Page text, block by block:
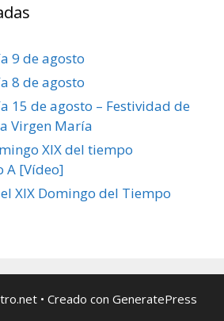
9 de agosto
8 de agosto
15 de agosto – Festividad de
Virgen María
XIX del tiempo
A [Vídeo]
XIX Domingo del Tiempo
• Creado con GeneratePress